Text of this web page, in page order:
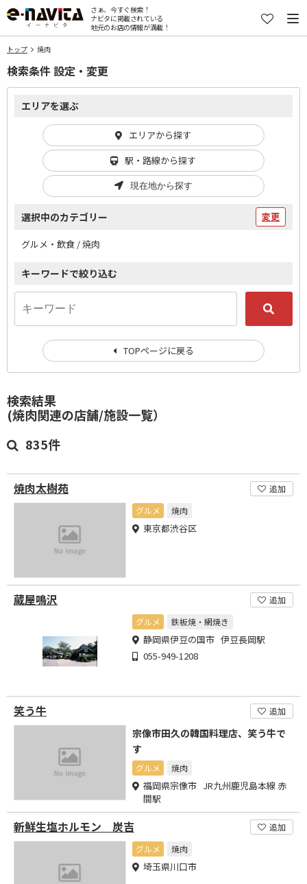
さぁ、今すぐ検索！
ナビタに掲載されている
地元のお店の情報が満載！
トップ 焼肉
検索結果
(焼肉関連の店舗/施設一覧）
835件
焼肉太樹苑
追加
グルメ
焼肉
東京都渋谷区
蔵屋鳴沢
追加
グルメ
鉄板焼・網焼き
静岡県伊豆の国市 伊豆長岡駅
055-949-1208
笑う牛 追加
宗像市田久の韓国料理店、笑う牛で
す
グルメ 焼肉
福岡県宗像市 JR九州鹿児島本線 赤
間駅
新鮮生塩ホルモン 炭吉
追加
グルメ
焼肉
埼玉県川口市
検索条件 設定・変更
エリアを選ぶ
エリアから探す
駅・路線から探す
現在地から探す
選択中のカテゴリー 変更
グルメ・飲食 / 焼肉
キーワードで絞り込む
TOPページに戻る